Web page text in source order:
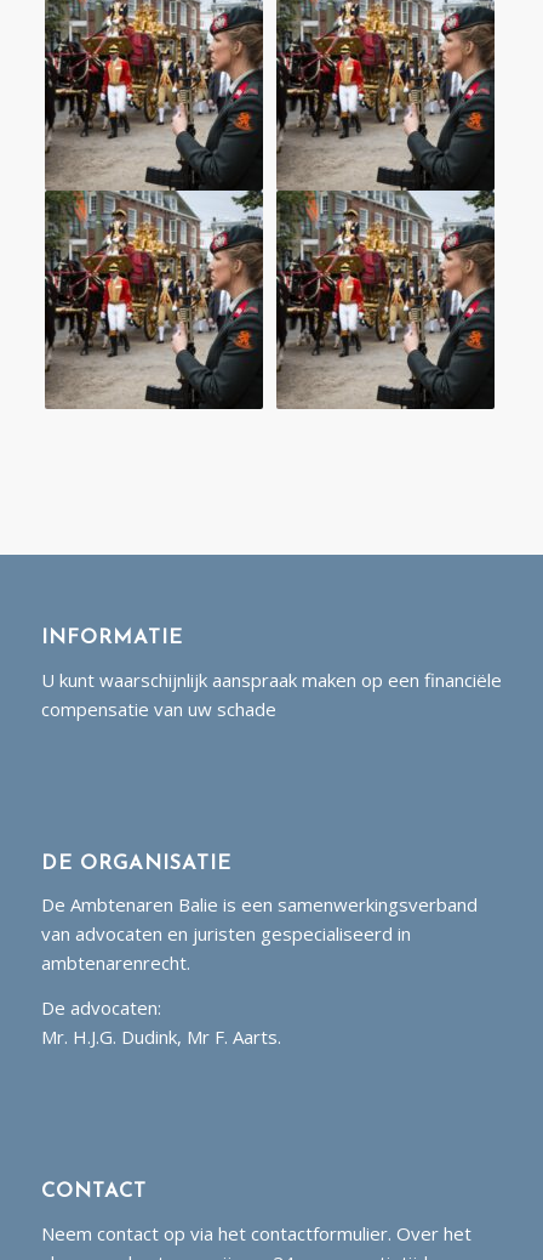
INFORMATIE
U kunt waarschijnlijk aanspraak maken op een financiële
compensatie van uw schade
DE ORGANISATIE
De Ambtenaren Balie is een samenwerkingsverband
van advocaten en juristen gespecialiseerd in
ambtenarenrecht.
De advocaten:
Mr. H.J.G. Dudink, Mr F. Aarts.
CONTACT
Neem contact op via het contactformulier. Over het